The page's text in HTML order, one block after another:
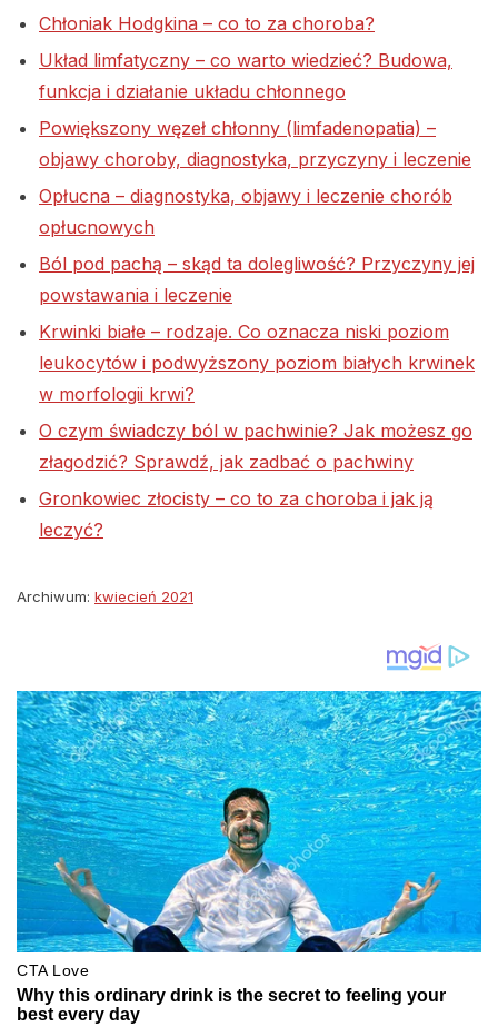
Chłoniak Hodgkina – co to za choroba?
Układ limfatyczny – co warto wiedzieć? Budowa,
funkcja i działanie układu chłonnego
Powiększony węzeł chłonny (limfadenopatia) –
objawy choroby, diagnostyka, przyczyny i leczenie
Opłucna – diagnostyka, objawy i leczenie chorób
opłucnowych
Ból pod pachą – skąd ta dolegliwość? Przyczyny jej
powstawania i leczenie
Krwinki białe – rodzaje. Co oznacza niski poziom
leukocytów i podwyższony poziom białych krwinek
w morfologii krwi?
O czym świadczy ból w pachwinie? Jak możesz go
złagodzić? Sprawdź, jak zadbać o pachwiny
Gronkowiec złocisty – co to za choroba i jak ją
leczyć?
Archiwum: kwiecień 2021